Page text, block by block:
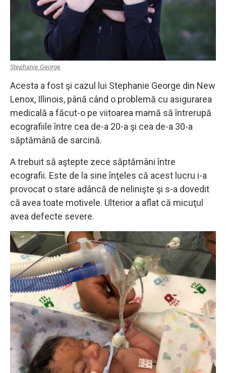
Stephanie George
Acesta a fost şi cazul lui Stephanie George din New
Lenox, Illinois, până când o problemă cu asigurarea
medicală a făcut-o pe viitoarea mamă să întrerupă
ecografiile între cea de-a 20-a şi cea de-a 30-a
săptămână de sarcină.
A trebuit să aştepte zece săptămâni între
ecografii. Este de la sine înţeles că acest lucru i-a
provocat o stare adâncă de nelinişte şi s-a dovedit
că avea toate motivele. Ulterior a aflat că micuţul
avea defecte severe.